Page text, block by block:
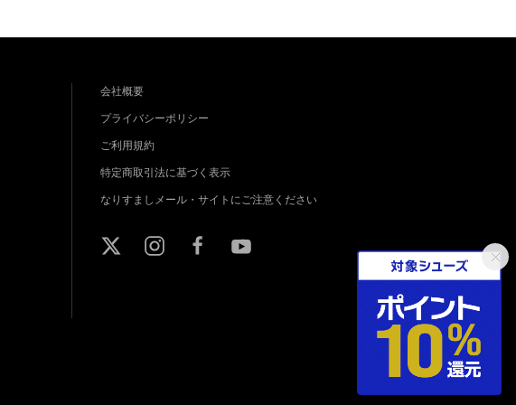
会社概要
プライバシーポリシー
ご利用規約
特定商取引法に基づく表示
なりすましメール・サイトにご注意ください